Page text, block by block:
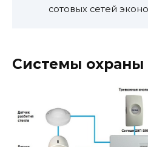
сотовых сетей
Системы охраны